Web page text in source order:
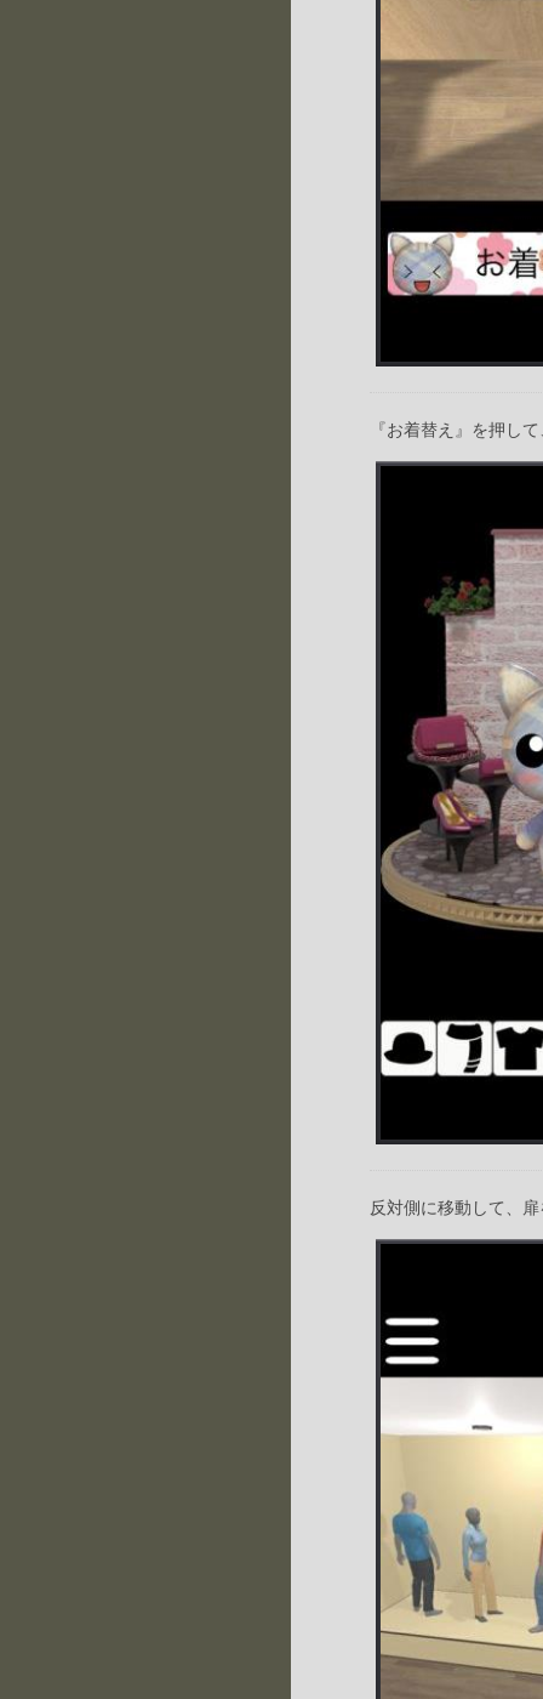
『お着替え』を押し
反対側に移動して、